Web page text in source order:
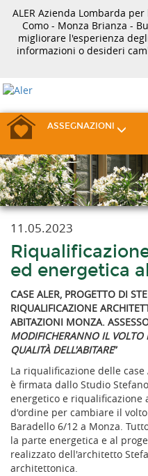
ALER Azienda Lombarda
Como - Monza Brianza -
migliorare l'esperienza
informazioni o desideri
ASSEGNAZIONI
11.05.2023
ed energetica
CASE ALER, PROGETTO DI
RIQUALIFICAZIONE
ABITAZIONI MONZA.
MODIFICHERANNO IL VOLTO
QUALITÀ DELL'ABITARE”
La riqualificazione delle case
è firmata dallo Studio
energetico e riqualificazione
d'ordine per cambiare il
Baradello 6/12 a Monza.
la parte energetica e al
realizzato dell'architetto
architettonica.